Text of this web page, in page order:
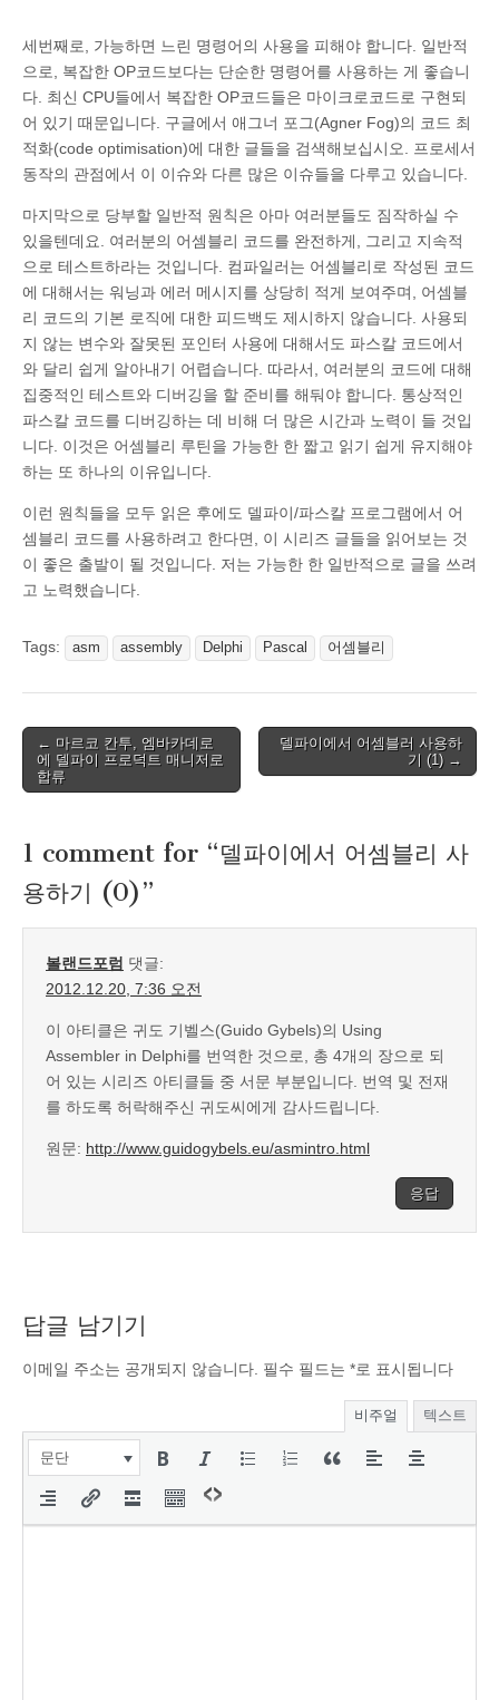
세번째로, 가능하면 느린 명령어의 사용을 피해야 합니다. 일반적
으로, 복잡한 OP코드보다는 단순한 명령어를 사용하는 게 좋습니
다. 최신 CPU들에서 복잡한 OP코드들은 마이크로코드로 구현되
어 있기 때문입니다. 구글에서 애그너 포그(Agner Fog)의 코드 최
적화(code optimisation)에 대한 글들을 검색해보십시오. 프로세서
동작의 관점에서 이 이슈와 다른 많은 이슈들을 다루고 있습니다.
마지막으로 당부할 일반적 원칙은 아마 여러분들도 짐작하실 수
있을텐데요. 여러분의 어셈블리 코드를 완전하게, 그리고 지속적
으로 테스트하라는 것입니다. 컴파일러는 어셈블리로 작성된 코드
에 대해서는 워닝과 에러 메시지를 상당히 적게 보여주며, 어셈블
리 코드의 기본 로직에 대한 피드백도 제시하지 않습니다. 사용되
지 않는 변수와 잘못된 포인터 사용에 대해서도 파스칼 코드에서
와 달리 쉽게 알아내기 어렵습니다. 따라서, 여러분의 코드에 대해
집중적인 테스트와 디버깅을 할 준비를 해둬야 합니다. 통상적인
파스칼 코드를 디버깅하는 데 비해 더 많은 시간과 노력이 들 것입
니다. 이것은 어셈블리 루틴을 가능한 한 짧고 읽기 쉽게 유지해야
하는 또 하나의 이유입니다.
이런 원칙들을 모두 읽은 후에도 델파이/파스칼 프로그램에서 어
셈블리 코드를 사용하려고 한다면, 이 시리즈 글들을 읽어보는 것
이 좋은 출발이 될 것입니다. 저는 가능한 한 일반적으로 글을 쓰려
고 노력했습니다.
Tags: asm assembly Delphi Pascal 어셈블리
Post
navigation
← 마르코 칸투, 엠바카데로
에 델파이 프로덕트 매니저로
합류
델파이에서 어셈블러 사용하
기 (1) →
1 comment for “델파이에서 어셈블리 사
용하기 (0)”
볼랜드포럼 댓글:
2012.12.20, 7:36 오전
이 아티클은 귀도 기벨스(Guido Gybels)의 Using
Assembler in Delphi를 번역한 것으로, 총 4개의 장으로 되
어 있는 시리즈 아티클들 중 서문 부분입니다. 번역 및 전재
를 하도록 허락해주신 귀도씨에게 감사드립니다.
원문: http://www.guidogybels.eu/asmintro.html
응답
답글 남기기
이메일 주소는 공개되지 않습니다. 필수 필드는 *로 표시됩니다
비주얼 텍스트
문단